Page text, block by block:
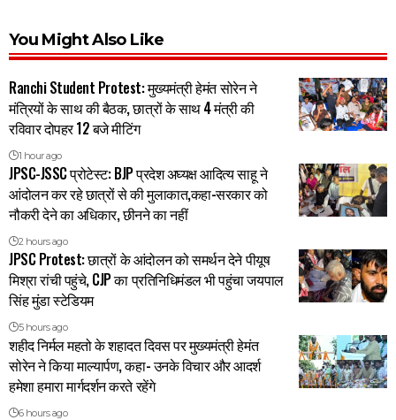
You Might Also Like
Ranchi Student Protest: मुख्यमंत्री हेमंत सोरेन ने
मंत्रियों के साथ की बैठक, छात्रों के साथ 4 मंत्री की
रविवार दोपहर 12 बजे मीटिंग
1 hour ago
JPSC-JSSC प्रोटेस्ट: BJP प्रदेश अघ्यक्ष आदित्य साहू ने
आंदोलन कर रहे छात्रों से की मुलाकात,कहा-सरकार को
नौकरी देने का अधिकार, छीनने का नहीं
2 hours ago
JPSC Protest: छात्रों के आंदोलन को समर्थन देने पीयूष
मिश्रा रांची पहुंचे, CJP का प्रतिनिधिमंडल भी पहुंचा जयपाल
सिंह मुंडा स्टेडियम
5 hours ago
शहीद निर्मल महतो के शहादत दिवस पर मुख्यमंत्री हेमंत
सोरेन ने किया माल्यार्पण, कहा- उनके विचार और आदर्श
हमेशा हमारा मार्गदर्शन करते रहेंगे
6 hours ago